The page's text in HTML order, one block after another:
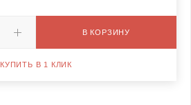
В КОРЗИНУ
КУПИТЬ В 1 КЛИК